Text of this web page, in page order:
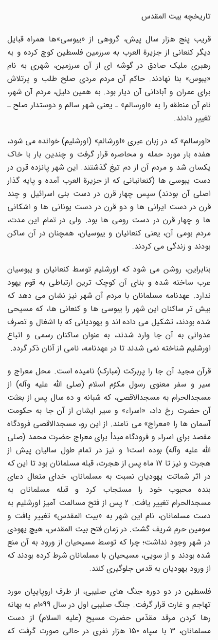
تاریخچه بیت المقدس
قریب پنج هزار سال پیش، گروهى از «یبوسى»ها همراه قبایل
دیگر کنعانى از جزیرة العرب به سرزمین فلسطین کوچ کرده و به
رهبرى ملیک صادق در گوشه اى از آن سرزمین، شهرى به نام
«یبوس» بنا نهادند. حاکم آن مردم مردى صلح طلب و پرتلاش
براى عمران و آبادانى آن دیار بود. به همین دلیل، مردم آن شهر،
نام آن منطقه را به «اورسالم» ـ یعنى شهر سالم و دوستدار صلح ـ
تغییر دادند.
«اورسالم» که در زبان عبرى «اورشالم» (اورشلیم) خوانده مى شود،
هفده بار مورد حمله و محاصره قرار گرفت و چندین بار با خاک
یکسان شد و مردم آن از دم تیغ گذشتند. این شهر پانزده قرن در
دست یبوسى ها (کنعانیانى که از جزیرة العرب آمده و پایه گذار
اصلى آن بودند) سپس چهار قرن در دست بنى اسرائیل و چند
قرن در دست ایرانى ها و دو قرن در دست یونانى ها و اشکانى
ها و چهار قرن در دست رومى ها بود. ولى در تمام این مدت،
مردم بومى آن، یعنى کنعانیان و یبوسیان، همچنان در آن ساکن
بودند و زندگى مى کردند.
بنابراین، روشن مى شود که اورشلیم توسط کنعانیان و یبوسیان
عرب ساخته شده و بناى آن کوچک ترین ارتباطى به قوم یهود
ندارد. عهدنامه مسلمانان با مردم آن شهر نیز نشان مى دهد که
بیش تر ساکنان این شهر را یبوسى ها و کنعانى ها، که مسیحى
شده بودند، تشکیل مى داده اند و یهودیانى که با اشغال و تصرف
عدوانى به آن جا وارد شدند، به عنوان ساکنان رسمى و اتباع
اورشلیم شناخته نمى شدند تا در عهدنامه، نامى از آنان ذکر گردد.
قرآن مجید آن جا را پربرکت (مبارک) نامیده است. محل معراج و
سیر و سفر معنوى رسول مکرّم اسلام (صلى الله علیه وآله) از
مسجدالحرام به مسجدالاقصى، که شبانه و ده سال پس از بعثت
آن حضرت رخ داد، «اسراء» و سیر ایشان از آن جا به حکومت
آسمان ها را «معراج» مى نامند. از این رو، مسجدالاقصى فرودگاه
مقصد براى اسراء و فرودگاه مبدأ براى معراج حضرت محمد (صلى
الله علیه وآله) بوده است1 و نیز در تمام طول سالیان پیش از
هجرت و نیز تا 17 ماه پس از هجرت، قبله مسلمانان بود تا این که
در اثر شماتت یهودیان نسبت به مسلمانان، خداى متعال دعاى
بنده محبوب خود را مستجاب کرد و قبله مسلمانان به
مسجدالحرام تغییر یافت. 2 پس از فتح مسالمت آمیز اورشلیم به
دست مسلمانان، نام این شهر به «بیت المقدس» تغییر یافت و
سومین حرم شریف گشت. در زمان فتح بیت المقدس، هیچ یهودى
در شهر وجود نداشت؛ چرا که توسط مسیحیان از ورود به آن منع
شده بودند و از سویى، مسیحیان با مسلمانان شرط کرده بودند که
از ورود یهودیان به قدس جلوگیرى کنند.
فلسطین در دو دوره جنگ هاى صلیبى، از طرف اروپاییان مورد
تهاجم و غارت قرار گرفت. جنگ صلیبى اول در سال 1099م به بهانه
رها کردن مرقد مقدّس حضرت مسیح (علیه السلام) از دست
مسلمانان، 3 با سپاه 150 هزار نفرى در حالى صورت گرفت که